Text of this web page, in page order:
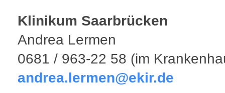
Klinikum Saarbrücken
Andrea Lermen
0681 / 963-22 58 (im
andrea.lermen@ekir.de